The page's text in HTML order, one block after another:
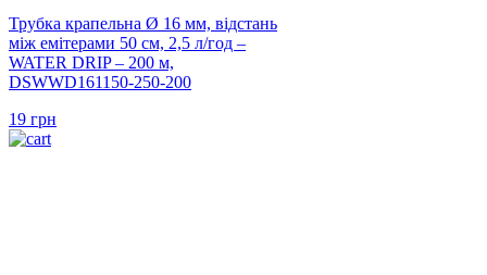
Трубка крапельна Ø 16 мм, відстань
між емітерами 50 см, 2,5 л/год –
WATER DRIP – 200 м,
DSWWD161150-250-200
19 грн